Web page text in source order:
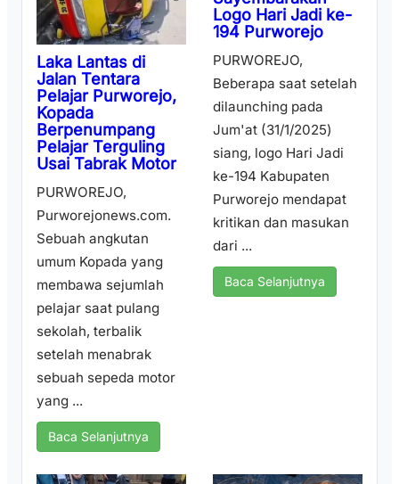
Laka Lantas di
Jalan Tentara
Pelajar Purworejo,
Kopada
Berpenumpang
Pelajar Terguling
Usai Tabrak Motor
PURWOREJO,
Purworejonews.com.
Sebuah angkutan
umum Kopada yang
membawa sejumlah
pelajar saat pulang
sekolah, terbalik
setelah menabrak
sebuah sepeda motor
yang ...
Baca Selanjutnya
Logo Hari Jadi ke-
194 Purworejo
PURWOREJO,
Beberapa saat setelah
dilaunching pada
Jum'at (31/1/2025)
siang, logo Hari Jadi
ke-194 Kabupaten
Purworejo mendapat
kritikan dan masukan
dari ...
Baca Selanjutnya